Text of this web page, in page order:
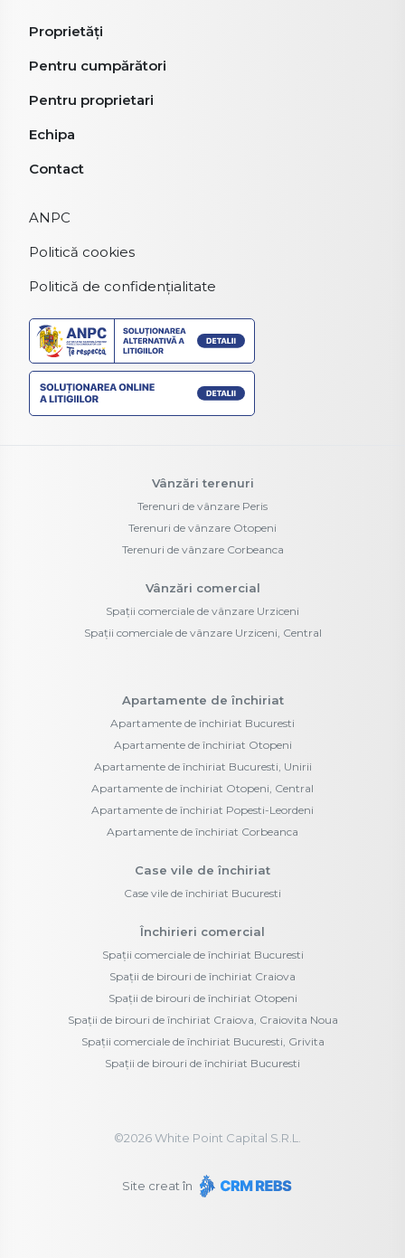
Proprietăți
Pentru cumpărători
Pentru proprietari
Echipa
Contact
ANPC
Politică cookies
Politică de confidențialitate
Vânzări terenuri
Terenuri de vânzare Peris
Terenuri de vânzare Otopeni
Terenuri de vânzare Corbeanca
Vânzări comercial
Spații comerciale de vânzare Urziceni
Spații comerciale de vânzare Urziceni, Central
Apartamente de închiriat
Apartamente de închiriat Bucuresti
Apartamente de închiriat Otopeni
Apartamente de închiriat Bucuresti, Unirii
Apartamente de închiriat Otopeni, Central
Apartamente de închiriat Popesti-Leordeni
Apartamente de închiriat Corbeanca
Case vile de închiriat
Case vile de închiriat Bucuresti
Închirieri comercial
Spații comerciale de închiriat Bucuresti
Spații de birouri de închiriat Craiova
Spații de birouri de închiriat Otopeni
Spații de birouri de închiriat Craiova, Craiovita Noua
Spații comerciale de închiriat Bucuresti, Grivita
Spații de birouri de închiriat Bucuresti
©2026White Point Capital S.R.L.
Site creat în